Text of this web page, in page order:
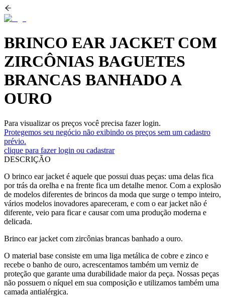
BRINCO EAR JACKET COM
ZIRCÔNIAS BAGUETES
BRANCAS BANHADO A
OURO
Para visualizar os preços você precisa fazer login.
Protegemos seu negócio não exibindo os preços sem um cadastro
prévio.
clique para fazer login ou cadastrar
DESCRIÇÃO
O brinco ear jacket é aquele que possui duas peças: uma delas fica
por trás da orelha e na frente fica um detalhe menor. Com a explosão
de modelos diferentes de brincos da moda que surge o tempo inteiro,
vários modelos inovadores apareceram, e com o ear jacket não é
diferente, veio para ficar e causar com uma produção moderna e
delicada.
Brinco ear jacket com zircônias brancas banhado a ouro.
O material base consiste em uma liga metálica de cobre e zinco e
recebe o banho de ouro, acrescentamos também um verniz de
proteção que garante uma durabilidade maior da peça. Nossas peças
não possuem o níquel em sua composição e utilizamos também uma
camada antialérgica.